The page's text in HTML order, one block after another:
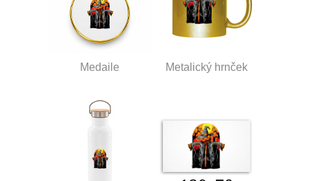
Medaile Metalický hrnček